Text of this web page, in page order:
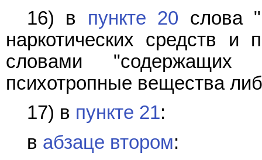
16) в пункте 20 слова
наркотических средств и
словами "содержащих
психотропные вещества
17) в пункте 21:
в абзаце втором: